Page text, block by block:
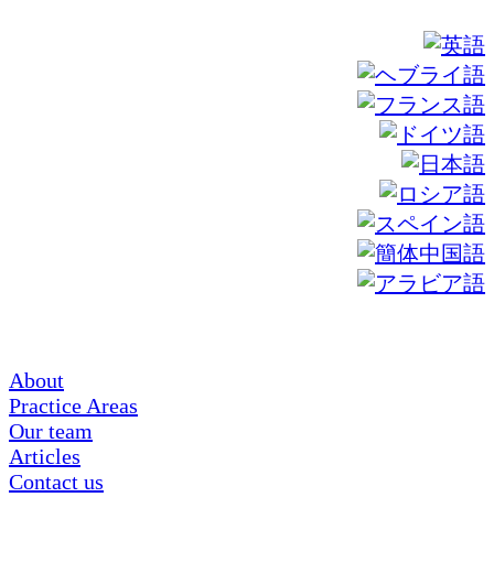
About
Practice Areas
Our team
Articles
Contact us